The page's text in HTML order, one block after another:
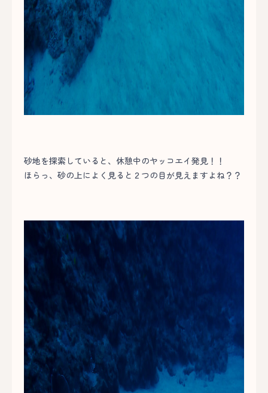
砂地を探索していると、休憩中のヤッコエイ発見！！
ほらっ、砂の上によく見ると２つの目が見えますよね？？